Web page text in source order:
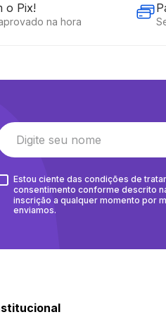
o Pix!
na hora
Estou ciente das condições de
consentimento conforme descrito
inscrição a qualquer momento por
enviamos.